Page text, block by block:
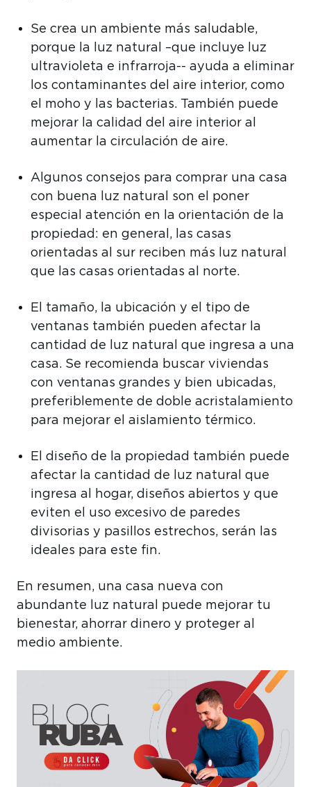
Se crea un ambiente más saludable,
porque la luz natural –que incluye luz
ultravioleta e infrarroja-- ayuda a eliminar
los contaminantes del aire interior, como
el moho y las bacterias. También puede
mejorar la calidad del aire interior al
aumentar la circulación de aire.
Algunos consejos para comprar una casa
con buena luz natural son el poner
especial atención en la orientación de la
propiedad: en general, las casas
orientadas al sur reciben más luz natural
que las casas orientadas al norte.
El tamaño, la ubicación y el tipo de
ventanas también pueden afectar la
cantidad de luz natural que ingresa a una
casa. Se recomienda buscar viviendas
con ventanas grandes y bien ubicadas,
preferiblemente de doble acristalamiento
para mejorar el aislamiento térmico.
El diseño de la propiedad también puede
afectar la cantidad de luz natural que
ingresa al hogar, diseños abiertos y que
eviten el uso excesivo de paredes
divisorias y pasillos estrechos, serán las
ideales para este fin.
En resumen, una casa nueva con
abundante luz natural puede mejorar tu
bienestar, ahorrar dinero y proteger al
medio ambiente.